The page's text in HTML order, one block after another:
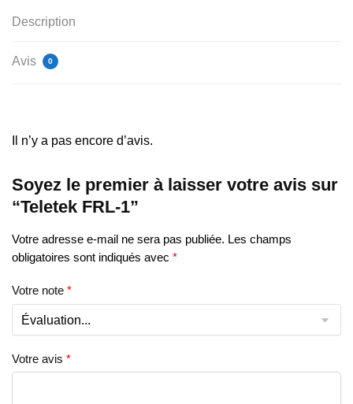
Description
Avis 0
Il n’y a pas encore d’avis.
Soyez le premier à laisser votre avis sur
“Teletek FRL-1”
Votre adresse e-mail ne sera pas publiée. Les champs
obligatoires sont indiqués avec *
Votre note *
Votre avis *